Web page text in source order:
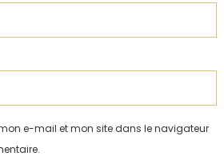
e-mail et mon site dans le navigateur